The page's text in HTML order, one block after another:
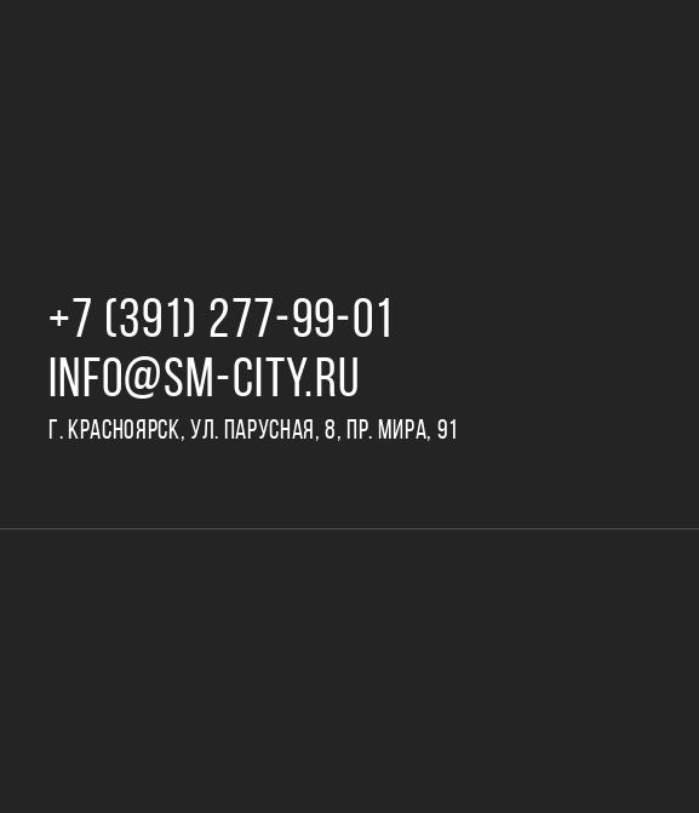
+7 (391) 277‒99‒01
INFO@SM-CITY.RU
Г. КРАСНОЯРСК, УЛ. ПАРУСНАЯ, 8, ПР. МИРА, 91